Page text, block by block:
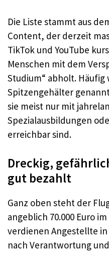
Die Liste stammt aus
Content, der derzeit
TikTok und YouTube
Menschen mit dem
Studium“ abholt.
Spitzengehälter
sie meist nur mit
Spezialausbildungen
erreichbar sind.​
Dreckig,
gut bezahlt
Ganz oben steht der
angeblich 70.000 Euro
verdienen Angestellte
nach Verantwortung